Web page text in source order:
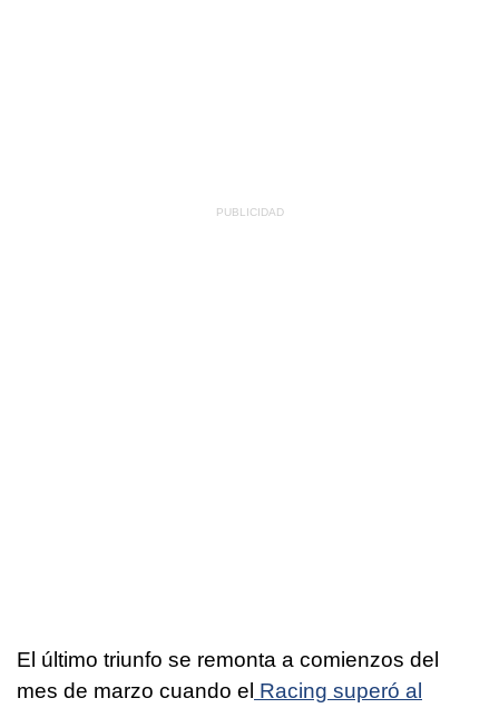
El último triunfo se remonta a comienzos del
mes de marzo cuando el Racing superó al